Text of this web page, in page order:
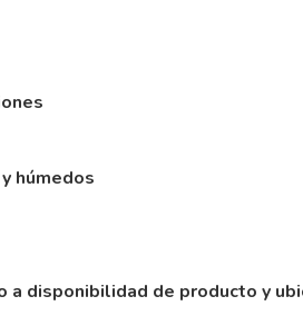
húmedos
a disponibilidad de producto y